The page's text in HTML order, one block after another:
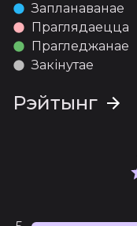
Запланаванае
Праглядаецца
Прагледжанае
Закінутае
Рэйтынг